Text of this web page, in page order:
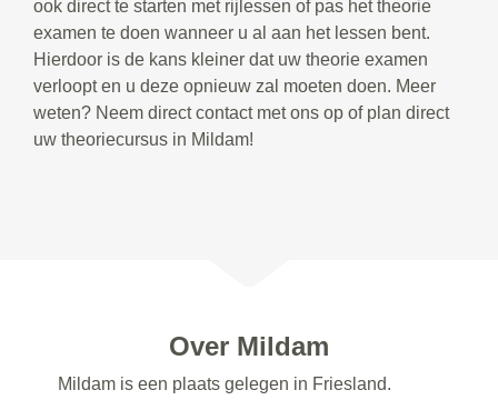
ook direct te starten met rijlessen of pas het theorie
examen te doen wanneer u al aan het lessen bent.
Hierdoor is de kans kleiner dat uw theorie examen
verloopt en u deze opnieuw zal moeten doen. Meer
weten? Neem direct contact met ons op of plan direct
uw theoriecursus in Mildam!
Over Mildam
Mildam is een plaats gelegen in Friesland.